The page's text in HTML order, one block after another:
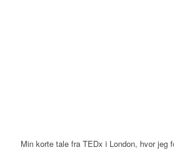
Min korte tale fra TEDx i London, hvor jeg